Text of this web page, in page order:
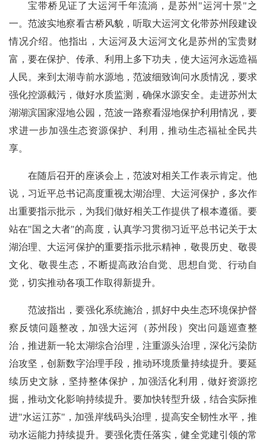
宝带桥见证了大运河千年流淌，是苏州"运河十景"之
一。范波实地察看古桥风貌，听取大运河文化带苏州段建设
情况介绍。他指出，大运河及大运河文化是苏州的宝贵财
富，要在保护、传承、利用上多下功夫，使大运河永远造福
人民。来到太湖寺前水源地，范波细致询问水质情况，要求
强化控源截污，做好水质监测，确保水源安全。走进苏州太
湖湖滨国家湿地公园，范波一路察看湿地保护利用情况，要
求进一步加强生态资源保护、利用，推动生态福祉全民共
享。
在随后召开的座谈会上，范波对相关工作表示肯定。他
说，习近平总书记高度重视太湖治理、大运河保护，多次作
出重要指示批示，为我们做好相关工作提供了根本遵循。要
站在"国之大者"的高度，认真学习贯彻习近平总书记关于太
湖治理、大运河保护的重要指示批示精神，敬畏历史、敬畏
文化、敬畏生态，不断提高政治自觉、思想自觉、行动自
觉，切实推动各项工作取得新提升。
范波指出，要强化系统施治，抓好中央生态环境保护督
察反馈问题整改，加强大运河（苏州段）突出问题巡查整
治，推进新一轮太湖综合治理，注重源头治理，深化污染防
治攻坚，创新数字治理手段，推动环境质量持续提升。要延
续历史文脉，坚持整体保护，加强活化利用，做好资源挖
掘，推动文化影响持续提升。要加快转型升级，结合实际推
进"水运江苏"，加强岸线码头治理，提高安全韧性水平，推
动水运能力持续提升。要强化责任落实，健全党建引领的常